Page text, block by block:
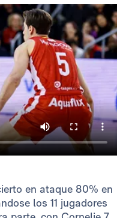
en ataque 80% en
los 11 jugadores